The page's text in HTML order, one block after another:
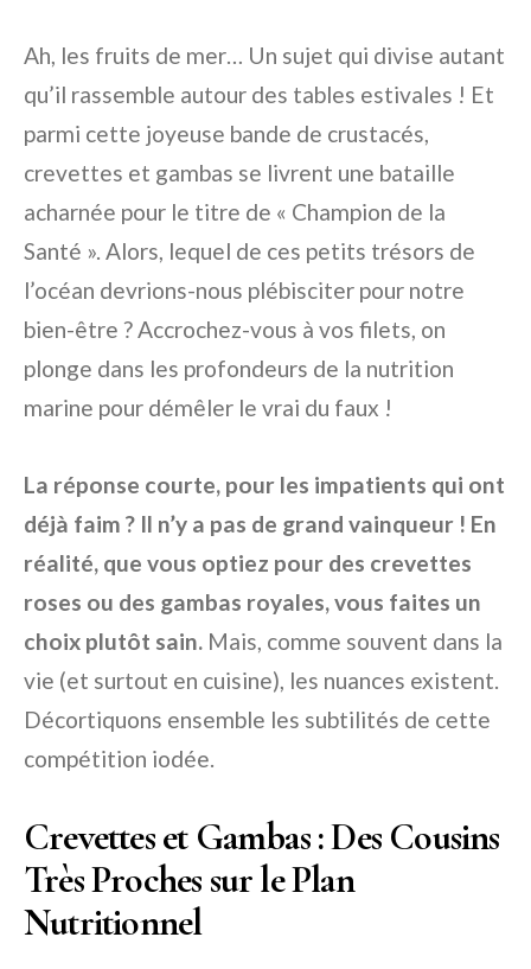
Ah, les fruits de mer… Un sujet qui divise autant
qu’il rassemble autour des tables estivales ! Et
parmi cette joyeuse bande de crustacés,
crevettes et gambas se livrent une bataille
acharnée pour le titre de « Champion de la
Santé ». Alors, lequel de ces petits trésors de
l’océan devrions-nous plébisciter pour notre
bien-être ? Accrochez-vous à vos filets, on
plonge dans les profondeurs de la nutrition
marine pour démêler le vrai du faux !
La réponse courte, pour les impatients qui ont
déjà faim ? Il n’y a pas de grand vainqueur ! En
réalité, que vous optiez pour des crevettes
roses ou des gambas royales, vous faites un
choix plutôt sain. Mais, comme souvent dans la
vie (et surtout en cuisine), les nuances existent.
Décortiquons ensemble les subtilités de cette
compétition iodée.
Crevettes et Gambas : Des Cousins
Très Proches sur le Plan
Nutritionnel